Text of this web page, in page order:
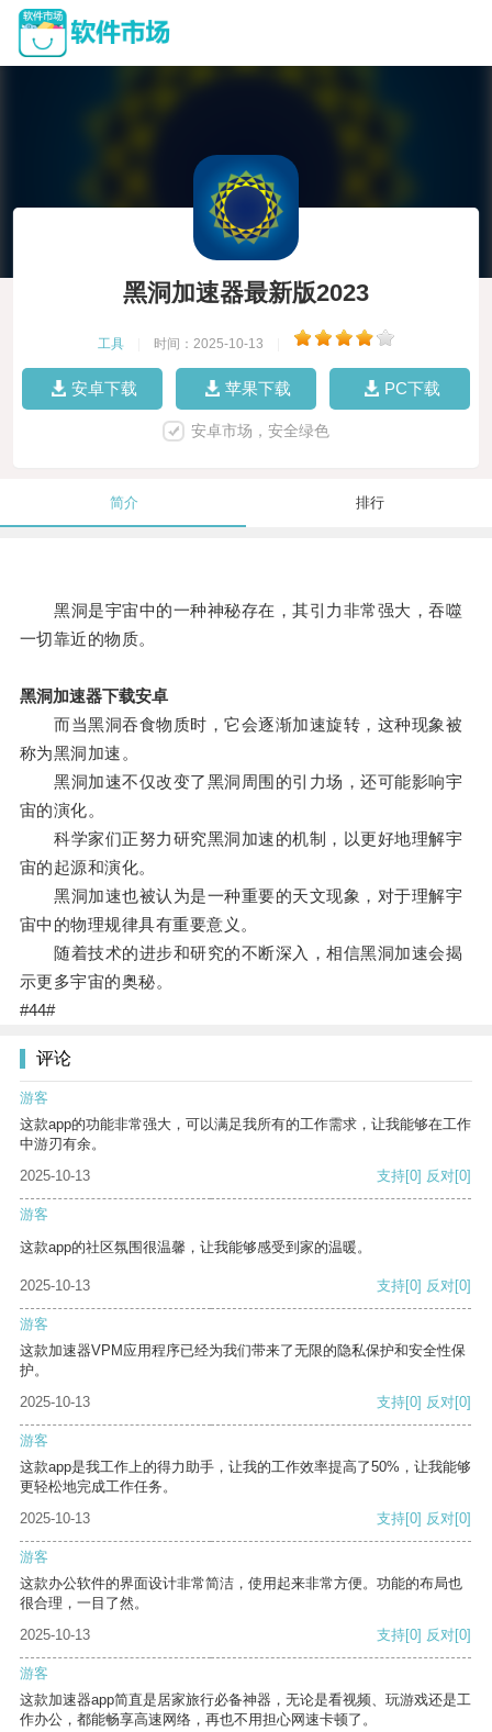
黑洞加速器最新版2023
工具 时间：2025-10-13
安卓下载 苹果下载 PC下载
安卓市场，安全绿色
简介 排行
黑洞是宇宙中的一种神秘存在，其引力非常强大，吞噬
一切靠近的物质。
黑洞加速器下载安卓
而当黑洞吞食物质时，它会逐渐加速旋转，这种现象被
称为黑洞加速。
黑洞加速不仅改变了黑洞周围的引力场，还可能影响宇
宙的演化。
科学家们正努力研究黑洞加速的机制，以更好地理解宇
宙的起源和演化。
黑洞加速也被认为是一种重要的天文现象，对于理解宇
宙中的物理规律具有重要意义。
随着技术的进步和研究的不断深入，相信黑洞加速会揭
示更多宇宙的奥秘。
#44#
评论
游客
这款app的功能非常强大，可以满足我所有的工作需求，让我能够在工作
中游刃有余。
2025-10-13
支持[0] 反对[0]
游客
这款app的社区氛围很温馨，让我能够感受到家的温暖。
2025-10-13 支持[0] 反对[0]
游客
这款加速器VPM应用程序已经为我们带来了无限的隐私保护和安全性保
护。
2025-10-13
支持[0] 反对[0]
游客
这款app是我工作上的得力助手，让我的工作效率提高了50%，让我能够
更轻松地完成工作任务。
2025-10-13
支持[0] 反对[0]
游客
这款办公软件的界面设计非常简洁，使用起来非常方便。功能的布局也
很合理，一目了然。
2025-10-13
支持[0] 反对[0]
游客
这款加速器app简直是居家旅行必备神器，无论是看视频、玩游戏还是工
作办公，都能畅享高速网络，再也不用担心网速卡顿了。